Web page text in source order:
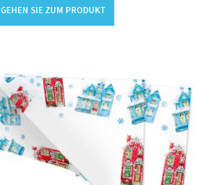
GEHEN SIE ZUM PRODUKT